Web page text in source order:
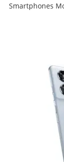
Smartphones